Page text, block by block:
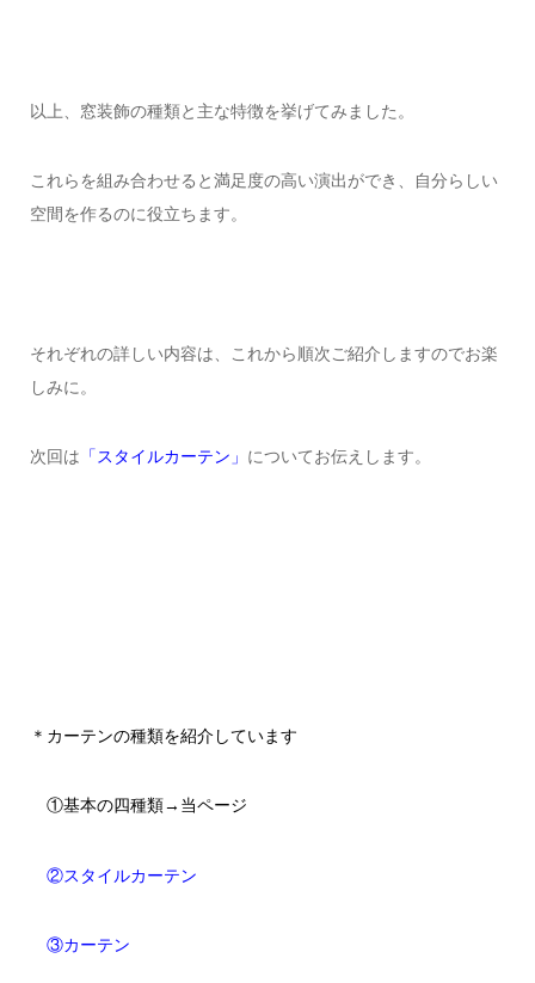
以上、窓装飾の種類と主な特徴を挙げてみました。
これらを組み合わせると満足度の高い演出ができ、自分らしい
空間を作るのに役立ちます。
それぞれの詳しい内容は、これから順次ご紹介しますのでお楽
しみに。
次回は 「スタイルカーテン」 についてお伝えします。
＊カーテンの種類を紹介しています
①基本の四種類→当ページ
②スタイルカーテン
③カーテン